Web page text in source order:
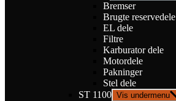
Bremser
Brugte reservedele
EL dele
Filtre
Karburator dele
Motordele
Pakninger
Stel dele
ST 1100 Vis undermenu